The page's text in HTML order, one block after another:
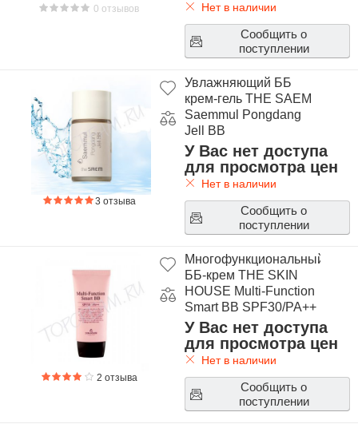
0 отзывов Нет в наличии
Сообщить о
поступлении
3 отзыва
Увлажняющий ББ
крем-гель THE SAEM
Saemmul Pongdang
Jell BB
У Вас нет доступа
для просмотра цен
Нет в наличии
Сообщить о
поступлении
2 отзыва
Многофункциональный
ББ-крем THE SKIN
HOUSE Multi-Function
Smart BB SPF30/PA++
У Вас нет доступа
для просмотра цен
Нет в наличии
Сообщить о
поступлении